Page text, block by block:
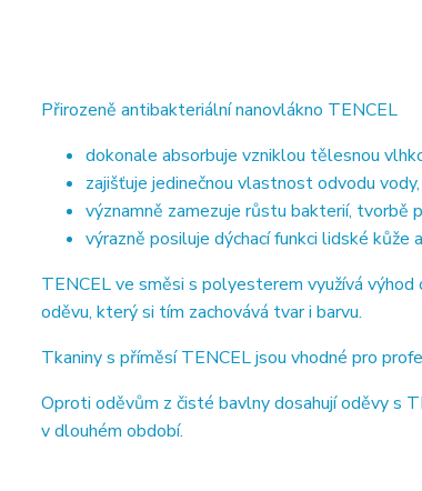
Přirozeně antibakteriální nanovlákno TENCEL
dokonale absorbuje vzniklou tělesnou
zajišťuje jedinečnou vlastnost odvodu
významně zamezuje růstu bakterií, tvorbě
výrazně posiluje dýchací funkci lidské kůže
TENCEL ve směsi s polyesterem využívá
oděvu, který si tím zachovává tvar i barvu.
Tkaniny s příměsí TENCEL jsou vhodné pro
Oproti oděvům z čisté bavlny dosahují oděvy s
v dlouhém období.